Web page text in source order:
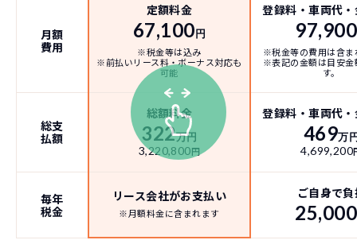
月額
費用
定額料金
67,100円
※税金等は込み
※前払いリース料・ボーナス対応も
可能
登録料・車両代
97,900
※税金等の費用は含ま
※表記の金額は目安金
す。
総支
払額
総額料金
322万円
3,220,800円
登録料・車両代
469万
4,699,200
毎年
税金
リース会社がお支払い
※月額料金に含まれます
ご自身で
25,000